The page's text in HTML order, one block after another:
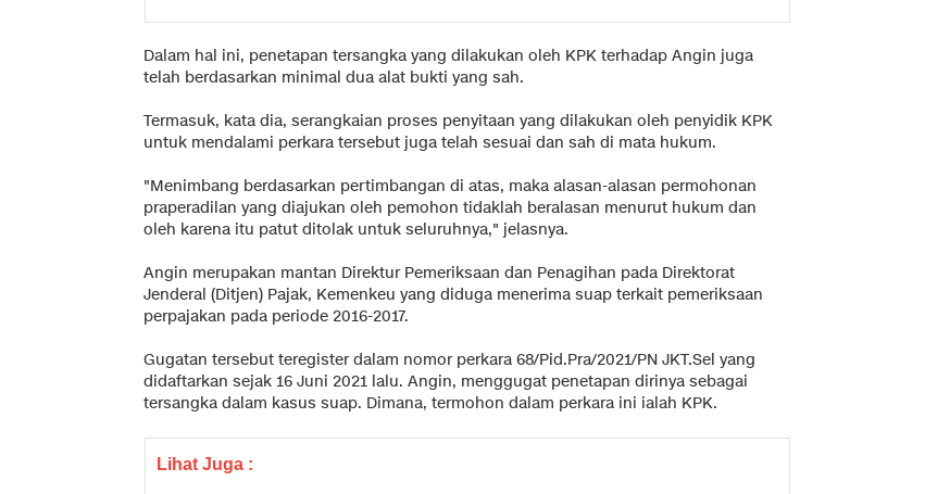
Dalam hal ini, penetapan tersangka yang dilakukan oleh KPK terhadap Angin juga
telah berdasarkan minimal dua alat bukti yang sah.
Termasuk, kata dia, serangkaian proses penyitaan yang dilakukan oleh penyidik KPK
untuk mendalami perkara tersebut juga telah sesuai dan sah di mata hukum.
"Menimbang berdasarkan pertimbangan di atas, maka alasan-alasan permohonan
praperadilan yang diajukan oleh pemohon tidaklah beralasan menurut hukum dan
oleh karena itu patut ditolak untuk seluruhnya," jelasnya.
Angin merupakan mantan Direktur Pemeriksaan dan Penagihan pada Direktorat
Jenderal (Ditjen) Pajak, Kemenkeu yang diduga menerima suap terkait pemeriksaan
perpajakan pada periode 2016-2017.
Gugatan tersebut teregister dalam nomor perkara 68/Pid.Pra/2021/PN JKT.Sel yang
didaftarkan sejak 16 Juni 2021 lalu. Angin, menggugat penetapan dirinya sebagai
tersangka dalam kasus suap. Dimana, termohon dalam perkara ini ialah KPK.
Lihat Juga :